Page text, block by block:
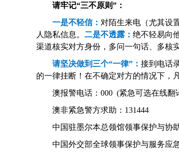
请牢记“三不原则”：
一是不轻信： 对陌生来电（尤其设
人隐私信息。 二是不透露： 绝不轻易向
渠道核实对方身份，多问一句话、多核
请坚决做到三个“一律”： 接到电话
的一律挂断！在不确定对方的情况下，
澳报警电话：000 (紧急可选在线翻
澳非紧急警方求助：131444
中国驻墨尔本总领馆领事保护与协助
中国外交部全球领事保护与服务应急